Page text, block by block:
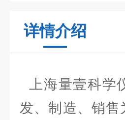
详情介绍
上海量壹科学
发、制造、销